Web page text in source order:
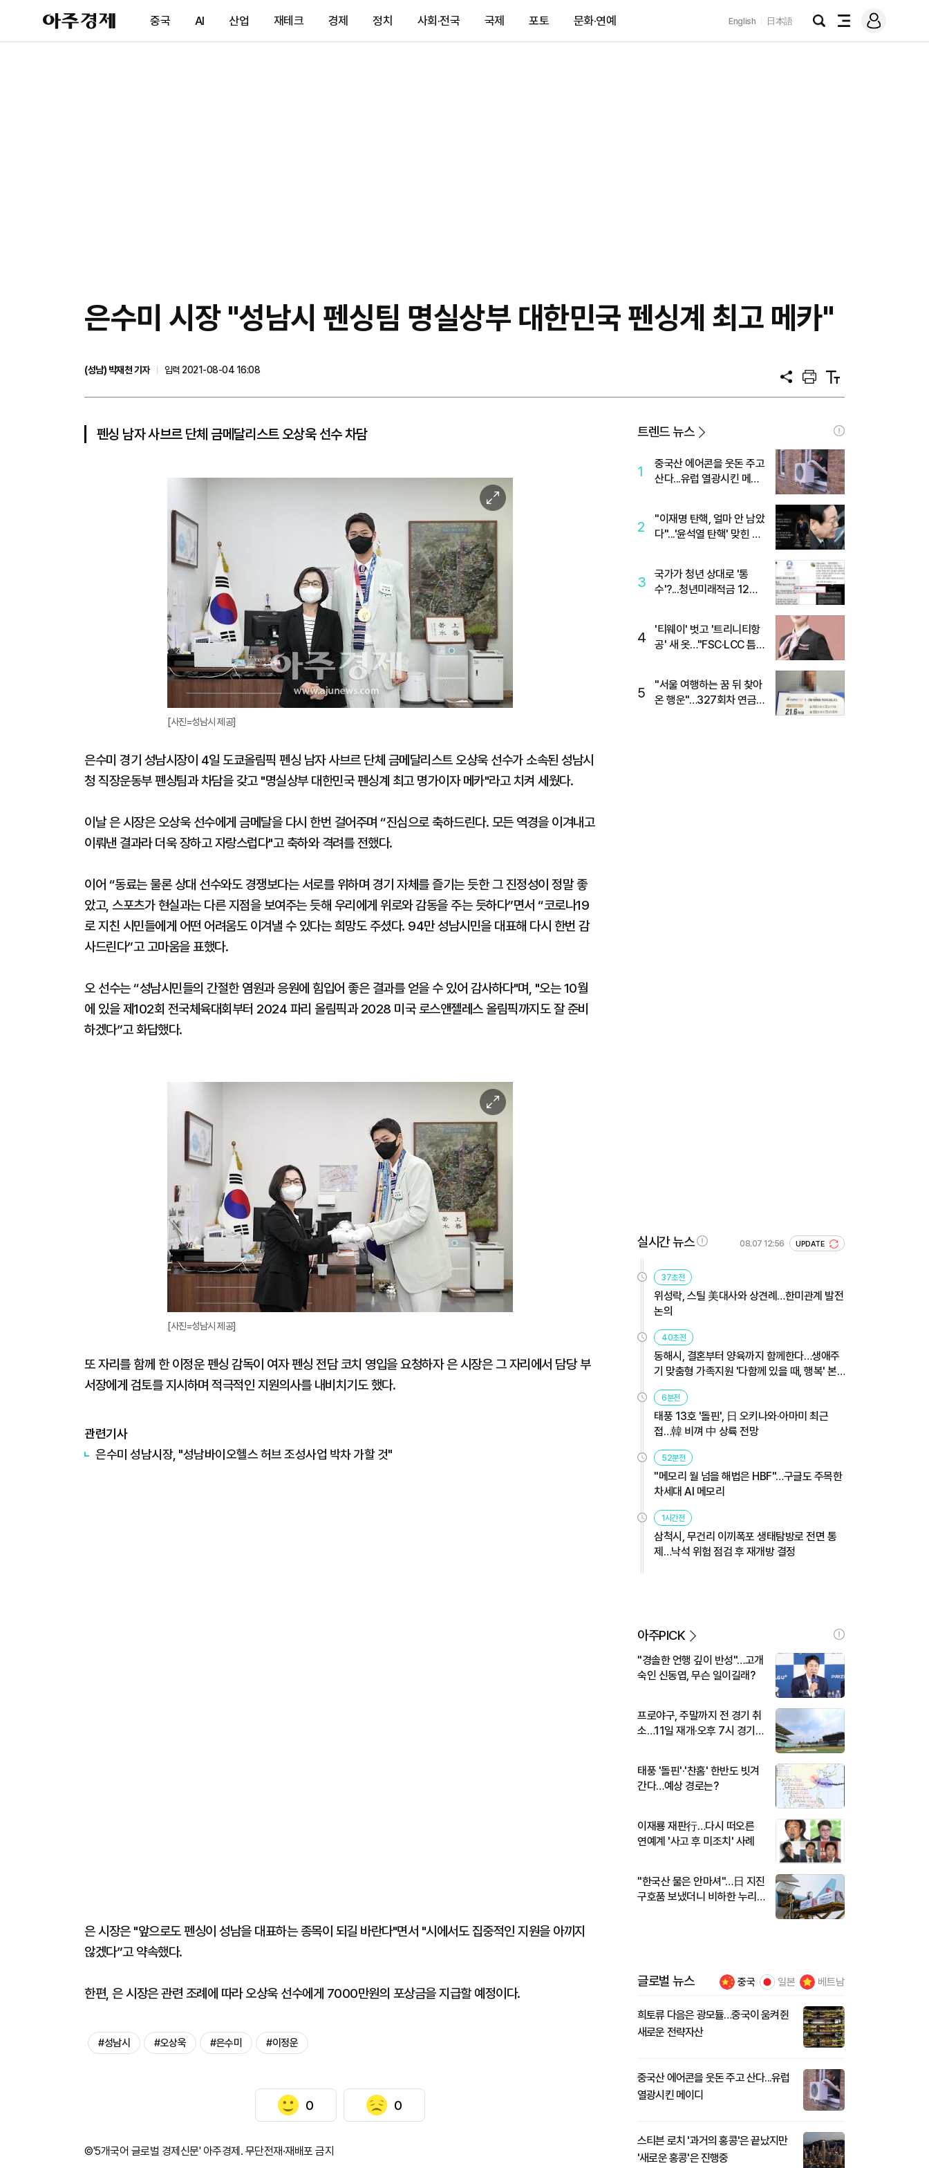
아
주
제
중국 AI 산업 재테크 경제 정치 사회·전국 국제 포토 문화·연예 English 日本語
검
전
메
그
은수미 시장 "성남시 펜싱팀 명실상부 대한민국 펜싱계 최고 메카"
(성남) 박재천 기자
입력 2021-08-04 16:08
공
프
트
텍
트
펜싱 남자 사브르 단체 금메달리스트 오상욱 선수 차담
이
미
지
확
대
[사진=성남시 제공]
은수미 경기 성남시장이 4일 도쿄올림픽 펜싱 남자 사브르 단체 금메달리스트 오상욱 선수가 소속된 성남시
청 직장운동부 펜싱팀과 차담을 갖고 "명실상부 대한민국 펜싱계 최고 명가이자 메카"라고 치켜 세웠다.
이날 은 시장은 오상욱 선수에게 금메달을 다시 한번 걸어주며 “진심으로 축하드린다. 모든 역경을 이겨내고
이뤄낸 결과라 더욱 장하고 자랑스럽다"고 축하와 격려를 전했다.
이어 “동료는 물론 상대 선수와도 경쟁보다는 서로를 위하며 경기 자체를 즐기는 듯한 그 진정성이 정말 좋
았고, 스포츠가 현실과는 다른 지점을 보여주는 듯해 우리에게 위로와 감동을 주는 듯하다”면서 “코로나19
로 지친 시민들에게 어떤 어려움도 이겨낼 수 있다는 희망도 주셨다. 94만 성남시민을 대표해 다시 한번 감
사드린다”고 고마움을 표했다.
오 선수는 “성남시민들의 간절한 염원과 응원에 힘입어 좋은 결과를 얻을 수 있어 감사하다"며, "오는 10월
에 있을 제102회 전국체육대회부터 2024 파리 올림픽과 2028 미국 로스앤젤레스 올림픽까지도 잘 준비
하겠다”고 화답했다.
이
미
지
확
대
[사진=성남시 제공]
또 자리를 함께 한 이정운 펜싱 감독이 여자 펜싱 전담 코치 영입을 요청하자 은 시장은 그 자리에서 담당 부
서장에게 검토를 지시하며 적극적인 지원의사를 내비치기도 했다.
관련기사
은수미 성남시장, "성남바이오헬스 허브 조성사업 박차 가할 것"
은 시장은 "앞으로도 펜싱이 성남을 대표하는 종목이 되길 바란다"면서 "시에서도 집중적인 지원을 아끼지
않겠다”고 약속했다.
한편, 은 시장은 관련 조례에 따라 오상욱 선수에게 7000만원의 포상금을 지급할 예정이다.
#성남시 #오상욱 #은수미 #이정운
0 0
©'5개국어 글로벌 경제신문' 아주경제. 무단전재·재배포 금지
트렌드 뉴스
1
중국산 에어콘을 웃돈 주고
산다...유럽 열광시킨 메이
2
"이재명 탄핵, 얼마 안 남았
다"...'윤석열 탄핵' 맞힌 무
3
국가가 청년 상대로 '통
수'?...청년미래적금 12%
4
'티웨이' 벗고 '트리니티항
공' 새 옷…"FSC·LCC 틈
5
"서울 여행하는 꿈 뒤 찾아
온 행운"…327회차 연금
실시간 뉴스 08.07 12:56 UPDATE
37초전
위성락, 스틸 美대사와 상견례…한미관계 발전
논의
40초전
동해시, 결혼부터 양육까지 함께한다…생애주
기 맞춤형 가족지원 '다함께 있을 때, 행복' 본
격 운영
6분전
태풍 13호 '돌핀', 日 오키나와·아마미 최근
접…韓 비껴 中 상륙 전망
52분전
"메모리 월 넘을 해법은 HBF"…구글도 주목한
차세대 AI 메모리
1시간전
삼척시, 무건리 이끼폭포 생태탐방로 전면 통
제…낙석 위험 점검 후 재개방 결정
아주PICK
"경솔한 언행 깊이 반성"…고개
숙인 신동엽, 무슨 일이길래?
프로야구, 주말까지 전 경기 취
소…11일 재개·오후 7시 경기
태풍 '돌핀'·'찬홈' 한반도 빗겨
간다…예상 경로는?
이재룡 재판行…다시 떠오른
연예계 '사고 후 미조치' 사례
"한국산 물은 안마셔"…日 지진
구호품 보냈더니 비하한 누리
글로벌 뉴스 중국 일본 베트남
희토류 다음은 광모듈…중국이 움켜쥔
새로운 전략자산
중국산 에어콘을 웃돈 주고 산다...유럽
열광시킨 메이디
스티븐 로치 '과거의 홍콩'은 끝났지만
'새로운 홍콩'은 진행중